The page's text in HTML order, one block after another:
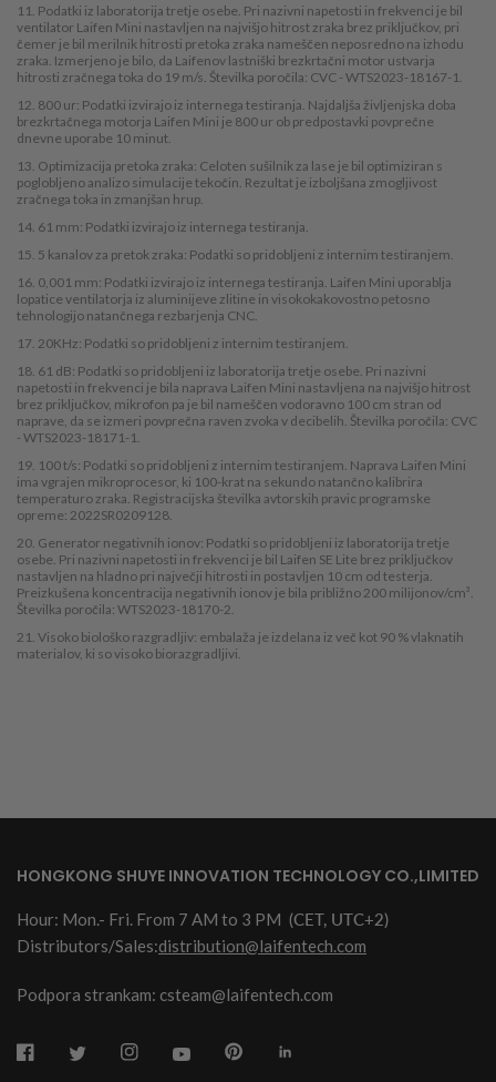
11. Podatki iz laboratorija tretje osebe. Pri nazivni napetosti in frekvenci je bil
ventilator Laifen Mini nastavljen na najvišjo hitrost zraka brez priključkov, pri
čemer je bil merilnik hitrosti pretoka zraka nameščen neposredno na izhodu
zraka. Izmerjeno je bilo, da Laifenov lastniški brezkrtačni motor ustvarja
hitrosti zračnega toka do 19 m/s. Številka poročila: CVC - WTS2023-18167-1.
12. 800 ur: Podatki izvirajo iz internega testiranja. Najdaljša življenjska doba
brezkrtačnega motorja Laifen Mini je 800 ur ob predpostavki povprečne
dnevne uporabe 10 minut.
13. Optimizacija pretoka zraka: Celoten sušilnik za lase je bil optimiziran s
poglobljeno analizo simulacije tekočin. Rezultat je izboljšana zmogljivost
zračnega toka in zmanjšan hrup.
14. 61 mm: Podatki izvirajo iz internega testiranja.
15. 5 kanalov za pretok zraka: Podatki so pridobljeni z internim testiranjem.
16. 0,001 mm: Podatki izvirajo iz internega testiranja. Laifen Mini uporablja
lopatice ventilatorja iz aluminijeve zlitine in visokokakovostno petosno
tehnologijo natančnega rezbarjenja CNC.
17. 20KHz: Podatki so pridobljeni z internim testiranjem.
18. 61 dB: Podatki so pridobljeni iz laboratorija tretje osebe. Pri nazivni
napetosti in frekvenci je bila naprava Laifen Mini nastavljena na najvišjo hitrost
brez priključkov, mikrofon pa je bil nameščen vodoravno 100 cm stran od
naprave, da se izmeri povprečna raven zvoka v decibelih. Številka poročila: CVC
- WTS2023-18171-1.
19. 100 t/s: Podatki so pridobljeni z internim testiranjem. Naprava Laifen Mini
ima vgrajen mikroprocesor, ki 100-krat na sekundo natančno kalibrira
temperaturo zraka. Registracijska številka avtorskih pravic programske
opreme: 2022SR0209128.
20. Generator negativnih ionov: Podatki so pridobljeni iz laboratorija tretje
osebe. Pri nazivni napetosti in frekvenci je bil Laifen SE Lite brez priključkov
nastavljen na hladno pri največji hitrosti in postavljen 10 cm od testerja.
Preizkušena koncentracija negativnih ionov je bila približno 200 milijonov/cm³.
Številka poročila: WTS2023-18170-2.
21. Visoko biološko razgradljiv: embalaža je izdelana iz več kot 90 % vlaknatih
materialov, ki so visoko biorazgradljivi.
HONGKONG SHUYE INNOVATION TECHNOLOGY CO.,LIMITED
Hour: Mon.- Fri. From 7 AM to 3 PM (CET, UTC+2)
Distributors/Sales:distribution@laifentech.com
Podpora strankam: csteam@laifentech.com